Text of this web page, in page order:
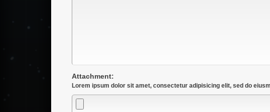
Attachment:
Lorem ipsum dolor sit amet, consectetur adipisicing elit, sed do
Attachment
1
Attachment
2
Attachment
3